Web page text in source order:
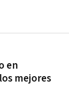
en
mejores